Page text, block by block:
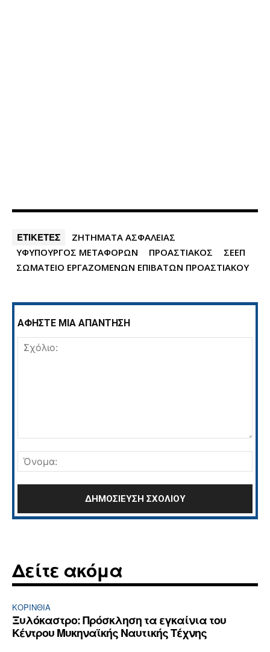
ΕΤΙΚΕΤΕΣ
ΖΗΤΗΜΑΤΑ ΑΣΦΑΛΕΙΑΣ
ΥΦΥΠΟΥΡΓΟΣ ΜΕΤΑΦΟΡΩΝ
ΠΡΟΑΣΤΙΑΚΟΣ
ΣΕΕΠ
ΣΩΜΑΤΕΙΟ ΕΡΓΑΖΟΜΕΝΩΝ ΕΠΙΒΑΤΩΝ ΠΡΟΑΣΤΙΑΚΟΥ
ΑΦΗΣΤΕ ΜΙΑ ΑΠΑΝΤΗΣΗ
Δείτε ακόμα
ΚΟΡΙΝΘΊΑ
Ξυλόκαστρο: Πρόσκληση τα εγκαίνια του
Κέντρου Μυκηναϊκής Ναυτικής Τέχνης